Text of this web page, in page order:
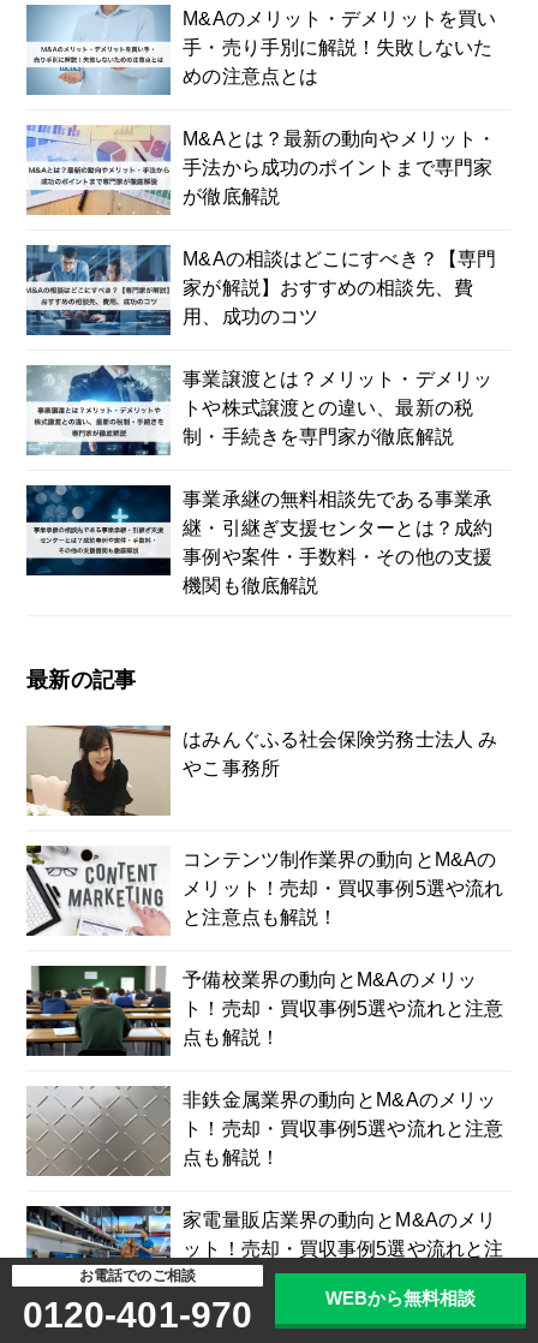
M&Aのメリット・デメリットを買い
手・売り手別に解説！失敗しないた
めの注意点とは
M&Aとは？最新の動向やメリット・
手法から成功のポイントまで専門家
が徹底解説
M&Aの相談はどこにすべき？【専門
家が解説】おすすめの相談先、費
用、成功のコツ
事業譲渡とは？メリット・デメリッ
トや株式譲渡との違い、最新の税
制・手続きを専門家が徹底解説
事業承継の無料相談先である事業承
継・引継ぎ支援センターとは？成約
事例や案件・手数料・その他の支援
機関も徹底解説
最新の記事
はみんぐふる社会保険労務士法人 み
やこ事務所
コンテンツ制作業界の動向とM&Aの
メリット！売却・買収事例5選や流れ
と注意点も解説！
予備校業界の動向とM&Aのメリッ
ト！売却・買収事例5選や流れと注意
点も解説！
非鉄金属業界の動向とM&Aのメリッ
ト！売却・買収事例5選や流れと注意
点も解説！
家電量販店業界の動向とM&Aのメリ
ット！売却・買収事例5選や流れと注
意点も解説！
お電話でのご相談
0120-401-970 WEBから無料相談